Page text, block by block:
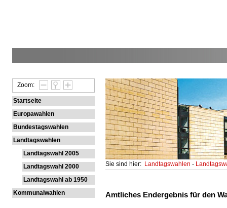
Zoom:
Startseite
Europawahlen
Bundestagswahlen
Landtagswahlen
Landtagswahl 2005
Landtagswahl 2000
Landtagswahl ab 1950
Kommunalwahlen
Sie sind hier: Landtagswahlen-
Amtliches Endergebnis für den